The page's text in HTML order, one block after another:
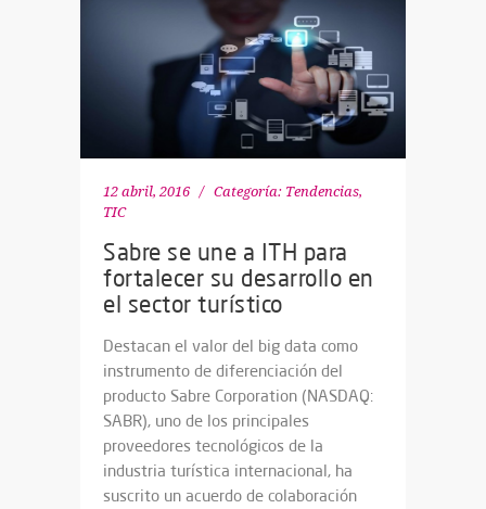
12 abril, 2016 Categoría: Tendencias,
TIC
Sabre se une a ITH para
fortalecer su desarrollo en
el sector turístico
Destacan el valor del big data como
instrumento de diferenciación del
producto Sabre Corporation (NASDAQ:
SABR), uno de los principales
proveedores tecnológicos de la
industria turística internacional, ha
suscrito un acuerdo de colaboración